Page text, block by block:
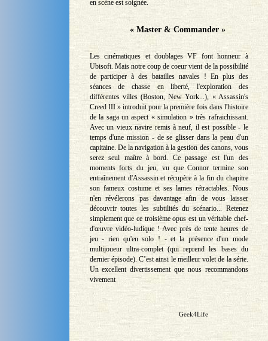
en scène est soignée.
« Master & Commander »
Les cinématiques et doublages VF font honneur à
Ubisoft. Mais notre coup de coeur vient de la possibilité
de participer à des batailles navales ! En plus des
séances de chasse en liberté, l'exploration des
différentes villes (Boston, New York...), « Assassin's
Creed III » introduit pour la première fois dans l'histoire
de la saga un aspect « simulation » très rafraichissant.
Avec un vieux navire remis à neuf, il est possible - le
temps d'une mission - de se glisser dans la peau d'un
capitaine. De la navigation à la gestion des canons, vous
serez seul maître à bord. Ce passage est l'un des
moments forts du jeu, vu que Connor termine son
entraînement d'Assassin et récupère à la fin du chapitre
son fameux costume et ses lames rétractables. Nous
n'en révélerons pas davantage afin de vous laisser
découvrir toutes les subtilités du scénario... Retenez
simplement que ce troisième opus est un véritable chef-
d'œuvre vidéo-ludique ! Avec près de tente heures de
jeu - rien qu'en solo ! - et la présence d'un mode
multijoueur ultra-complet (qui reprend les bases du
dernier épisode). C’est ainsi le meilleur volet de la série.
Un excellent divertissement que nous recommandons
vivement
Geek4Life